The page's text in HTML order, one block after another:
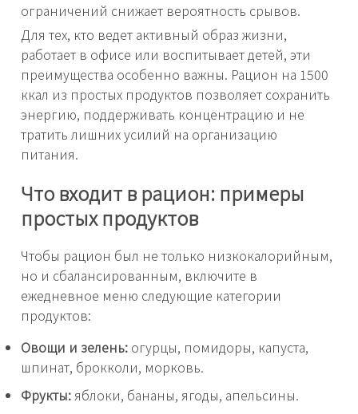
ограничений снижает вероятность срывов.
Для тех, кто ведет активный образ жизни,
работает в офисе или воспитывает детей, эти
преимущества особенно важны. Рацион на 1500
ккал из простых продуктов позволяет сохранить
энергию, поддерживать концентрацию и не
тратить лишних усилий на организацию
питания.
Что входит в рацион: примеры
простых продуктов
Чтобы рацион был не только низкокалорийным,
но и сбалансированным, включите в
ежедневное меню следующие категории
продуктов:
Овощи и зелень: огурцы, помидоры, капуста,
шпинат, брокколи, морковь.
Фрукты:яблоки, бананы, ягоды, апельсины.